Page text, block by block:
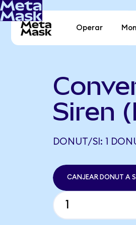
Operar
Siren
DONUT/SI: 1
CANJEAR DONUT A SI